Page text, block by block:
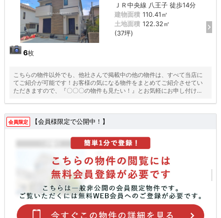
6枚
ＪＲ中央線 八王子 徒歩14分
建物面積 110.41㎡
土地面積 122.32㎡
(37坪)
こちらの物件以外でも、他社さんで掲載中の他の物件は、すべて当店に
てご紹介が可能です！お客様の気になる物件をまとめてご紹介させてい
ただきますので、『〇〇〇の物件も見たい！』とお気軽にお申し付けく
会員限定 【会員様限定で公開中！】